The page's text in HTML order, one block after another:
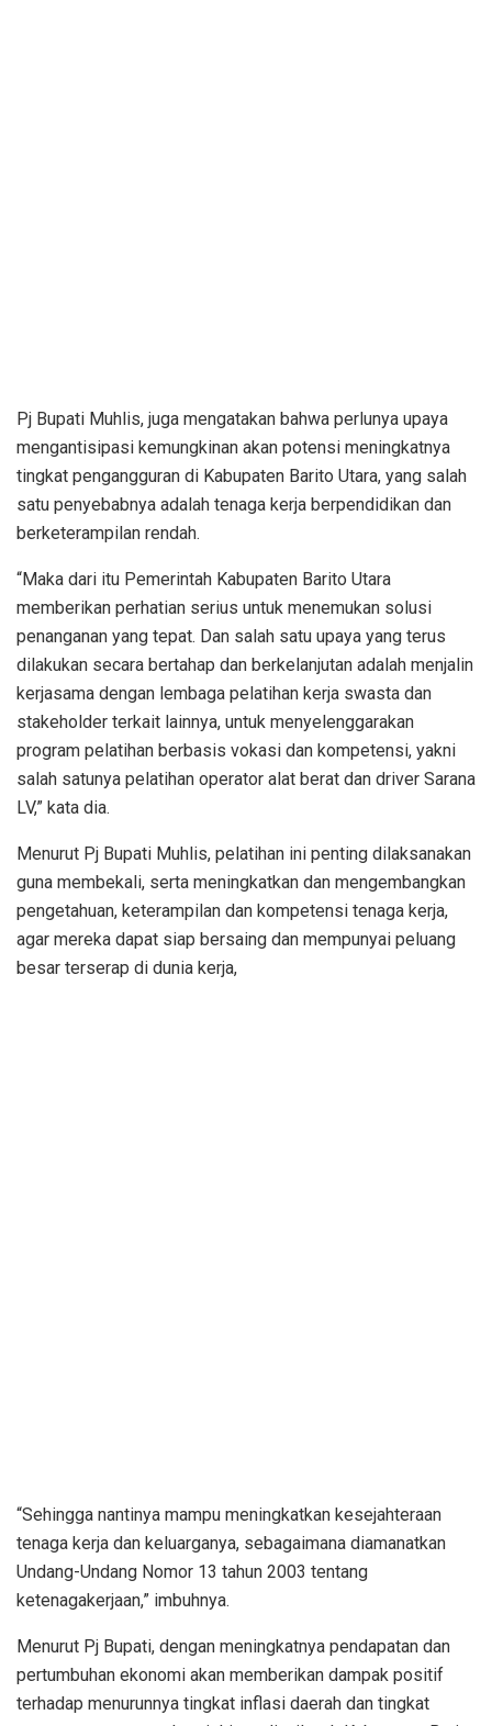
Pj Bupati Muhlis, juga mengatakan bahwa perlunya upaya
mengantisipasi kemungkinan akan potensi meningkatnya
tingkat pengangguran di Kabupaten Barito Utara, yang salah
satu penyebabnya adalah tenaga kerja berpendidikan dan
berketerampilan rendah.
“Maka dari itu Pemerintah Kabupaten Barito Utara
memberikan perhatian serius untuk menemukan solusi
penanganan yang tepat. Dan salah satu upaya yang terus
dilakukan secara bertahap dan berkelanjutan adalah menjalin
kerjasama dengan lembaga pelatihan kerja swasta dan
stakeholder terkait lainnya, untuk menyelenggarakan
program pelatihan berbasis vokasi dan kompetensi, yakni
salah satunya pelatihan operator alat berat dan driver Sarana
LV,” kata dia.
Menurut Pj Bupati Muhlis, pelatihan ini penting dilaksanakan
guna membekali, serta meningkatkan dan mengembangkan
pengetahuan, keterampilan dan kompetensi tenaga kerja,
agar mereka dapat siap bersaing dan mempunyai peluang
besar terserap di dunia kerja,
“Sehingga nantinya mampu meningkatkan kesejahteraan
tenaga kerja dan keluarganya, sebagaimana diamanatkan
Undang-Undang Nomor 13 tahun 2003 tentang
ketenagakerjaan,” imbuhnya.
Menurut Pj Bupati, dengan meningkatnya pendapatan dan
pertumbuhan ekonomi akan memberikan dampak positif
terhadap menurunnya tingkat inflasi daerah dan tingkat